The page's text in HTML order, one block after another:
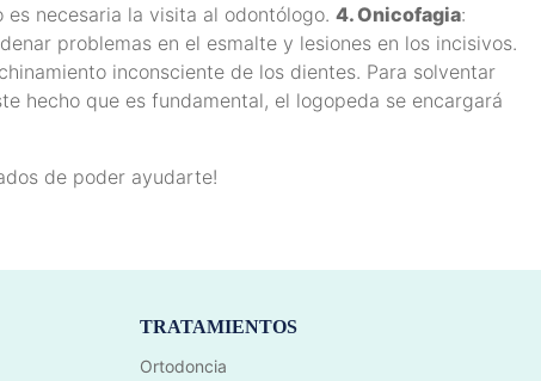
necesaria la visita al odontólogo. 4. Onicofagia:
problemas en el esmalte y lesiones en los incisivos.
inconsciente de los dientes. Para solventar
hecho que es fundamental, el logopeda se encargará
de poder ayudarte!
TRATAMIENTOS
Ortodoncia